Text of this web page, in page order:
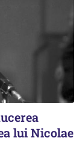
lui Nicolae